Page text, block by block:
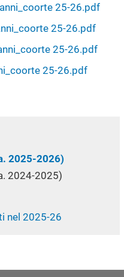
anni_coorte 25-26.pdf
25-26.pdf
25-26.pdf
25-26.pdf
2025-2026)
2024-2025)
nel 2025-26